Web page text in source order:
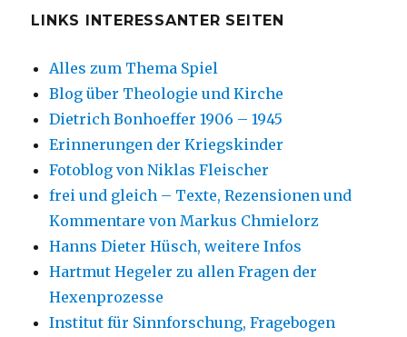
LINKS INTERESSANTER SEITEN
Alles zum Thema Spiel
Blog über Theologie und Kirche
Dietrich Bonhoeffer 1906 – 1945
Erinnerungen der Kriegskinder
Fotoblog von Niklas Fleischer
frei und gleich – Texte, Rezensionen und
Kommentare von Markus Chmielorz
Hanns Dieter Hüsch, weitere Infos
Hartmut Hegeler zu allen Fragen der
Hexenprozesse
Institut für Sinnforschung, Fragebogen